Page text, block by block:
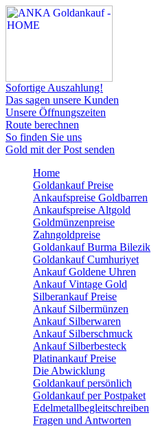
Sofortige Auszahlung!
Das sagen unsere Kunden
Unsere Öffnungszeiten
Route berechnen
So finden Sie uns
Gold mit der Post senden
Home
Goldankauf Preise
Ankaufspreise Goldbarren
Ankaufspreise Altgold
Goldmünzenpreise
Zahngoldpreise
Goldankauf Burma Bilezik
Goldankauf Cumhuriyet
Ankauf Goldene Uhren
Ankauf Vintage Gold
Silberankauf Preise
Ankauf Silbermünzen
Ankauf Silberwaren
Ankauf Silberschmuck
Ankauf Silberbesteck
Platinankauf Preise
Die Abwicklung
Goldankauf persönlich
Goldankauf per Postpaket
Edelmetallbegleitschreiben
Fragen und Antworten